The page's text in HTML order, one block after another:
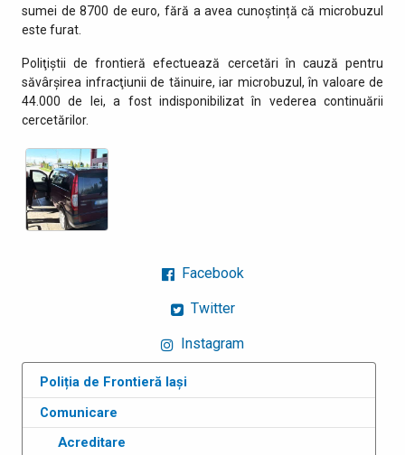
sumei de 8700 de euro, fără a avea cunoștință că microbuzul
este furat.
Poliţiştii de frontieră efectuează cercetări în cauză pentru
săvârşirea infracţiunii de tăinuire, iar microbuzul, în valoare de
44.000 de lei, a fost indisponibilizat în vederea continuării
cercetărilor.
Facebook
Twitter
Instagram
Poliția de Frontieră Iași
Comunicare
Acreditare